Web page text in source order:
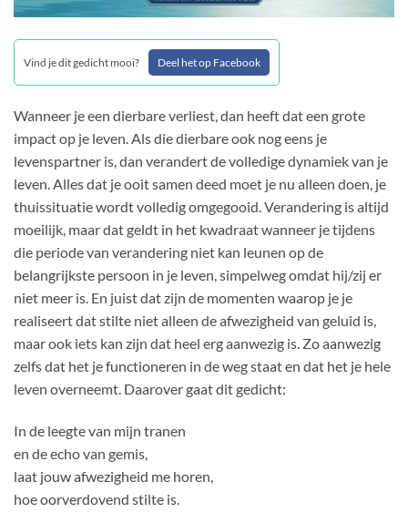
Vind je dit gedicht mooi? Deel het op Facebook
Wanneer je een dierbare verliest, dan heeft dat een grote
impact op je leven. Als die dierbare ook nog eens je
levenspartner is, dan verandert de volledige dynamiek van je
leven. Alles dat je ooit samen deed moet je nu alleen doen, je
thuissituatie wordt volledig omgegooid. Verandering is altijd
moeilijk, maar dat geldt in het kwadraat wanneer je tijdens
die periode van verandering niet kan leunen op de
belangrijkste persoon in je leven, simpelweg omdat hij/zij er
niet meer is. En juist dat zijn de momenten waarop je je
realiseert dat stilte niet alleen de afwezigheid van geluid is,
maar ook iets kan zijn dat heel erg aanwezig is. Zo aanwezig
zelfs dat het je functioneren in de weg staat en dat het je hele
leven overneemt. Daarover gaat dit gedicht:
In de leegte van mijn tranen
en de echo van gemis,
laat jouw afwezigheid me horen,
hoe oorverdovend stilte is.